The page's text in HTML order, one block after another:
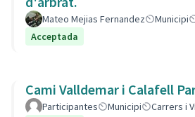
Mateo Mejias Fernandez Municipi
Acceptada
Cami Valldemar i Calafell
Participantes Municipi Carrers i